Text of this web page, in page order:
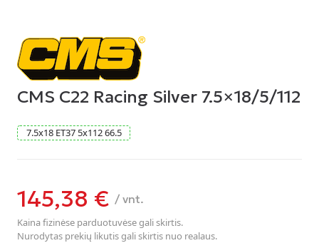
CMS C22 Racing Silver 7.5×18/5/112
7.5x18 ET37 5x11266.5
145,38 € / vnt.
Kaina fizinėse parduotuvėse gali skirtis.
Nurodytas prekių likutis gali skirtis nuo realaus.